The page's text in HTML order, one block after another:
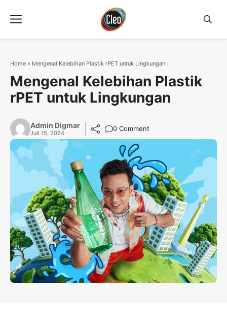
Menu
Home » Mengenal Kelebihan Plastik rPET untuk Lingkungan
Mengenal Kelebihan Plastik
rPET untuk Lingkungan
Admin Digmar
Juli 15, 2024
0 Comment